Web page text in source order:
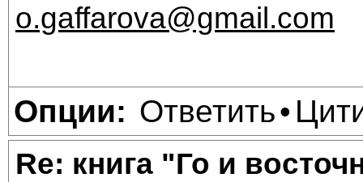
o.gaffarova@gmail.com
Опции: Ответить•
Re: книга "Го и